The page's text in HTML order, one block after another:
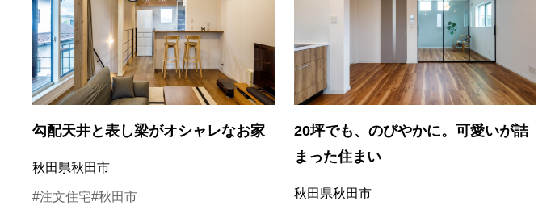
勾配天井と表し梁がオシャレなお家
秋田県秋田市
#注文住宅#秋田市
20坪でも、のびやかに。可愛いが詰
まった住まい
秋田県秋田市